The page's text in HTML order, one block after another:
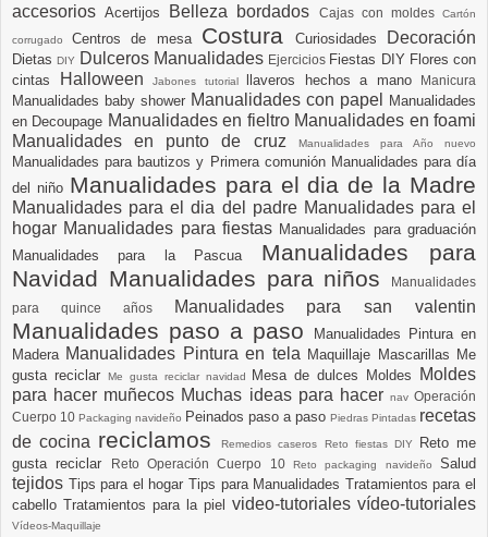
accesoriosAcertijos Belleza bordados Cajas con moldesCartón
corrugadoCentros de mesa Costura Curiosidades Decoración
DietasDIY Dulceros Manualidades Ejercicios Fiestas DIY Flores con
cintas
Halloween Jabones tutorial llaveros hechos a mano Manicura
Manualidades baby shower Manualidades con papel
Manualidades
en Decoupage Manualidades en fieltro Manualidades en foami
Manualidades en punto de cruz
Manualidades para Año nuevo
Manualidades para bautizos y Primera comunión Manualidades para día
del niño Manualidades para el dia de la Madre
Manualidades para el dia del padre Manualidades para el
hogar Manualidades para fiestas Manualidades para graduación
Manualidades para la Pascua Manualidades para
Navidad Manualidades para niños
Manualidades
para quince años
Manualidades para san valentin
Manualidades paso a paso
Manualidades Pintura en
Madera Manualidades Pintura en tela Maquillaje Mascarillas Me
gusta reciclar
Me gusta reciclar navidad Mesa de dulces Moldes
Moldes
para hacer muñecos Muchas ideas para hacer nav Operación
Cuerpo 10 Packaging navideño Peinados paso a paso Piedras Pintadas recetas
de cocina reciclamosRemedios caseros Reto fiestas DIY
Reto me
gusta reciclar
Reto Operación Cuerpo 10Reto packaging navideñoSalud
tejidos Tips para el hogarTips para Manualidades Tratamientos para el
cabello Tratamientos para la piel video-tutoriales vídeo-tutoriales
Vídeos-Maquillaje